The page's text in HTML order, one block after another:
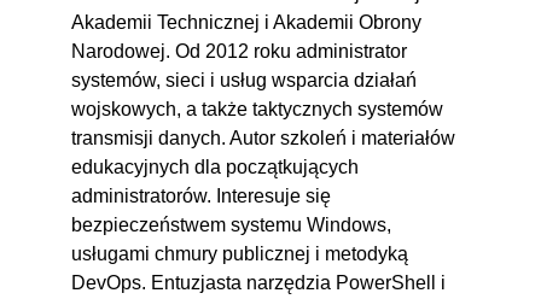
Akademii Technicznej i Akademii Obrony
Narodowej. Od 2012 roku administrator
systemów, sieci i usług wsparcia działań
wojskowych, a także taktycznych systemów
transmisji danych. Autor szkoleń i materiałów
edukacyjnych dla początkujących
administratorów. Interesuje się
bezpieczeństwem systemu Windows,
usługami chmury publicznej i metodyką
DevOps. Entuzjasta narzędzia PowerShell i